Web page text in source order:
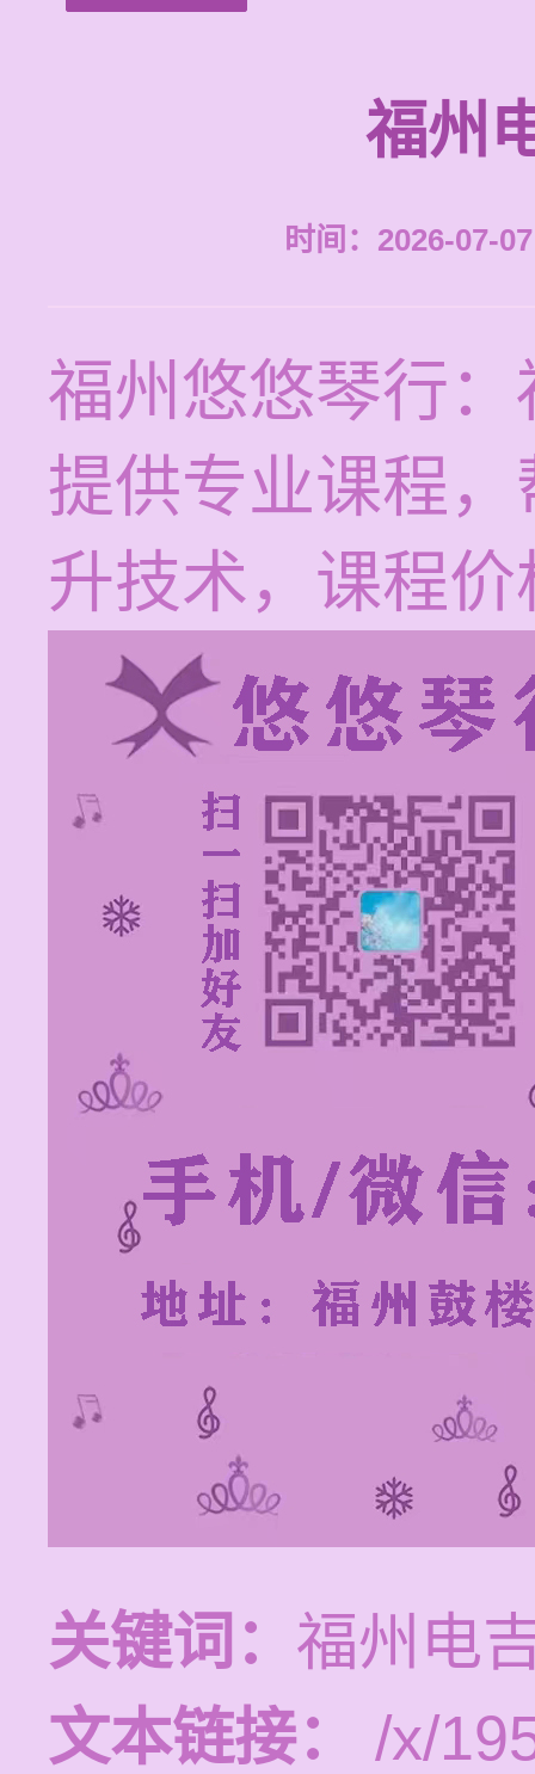
福州
时间：2026-07-
福州悠悠琴行
提供专业课程
升技术，课程
关键词： 福州电
文本链接：
/x/